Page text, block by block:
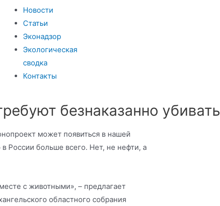
Новости
Статьи
Эконадзор
Экологическая
сводка
Контакты
безнаказанно
может появиться в нашей
в России больше всего. Нет, не нефти, а
с животными», – предлагает
областного собрания